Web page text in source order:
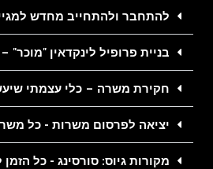
להתחבר ולהתחייב מחדש
בניית פרופיל לינקדאין
חקירת משרה – כלי עצמתי
יציאה לפרסום משרות - כל
מקורות גיוס: סורסינג - כל